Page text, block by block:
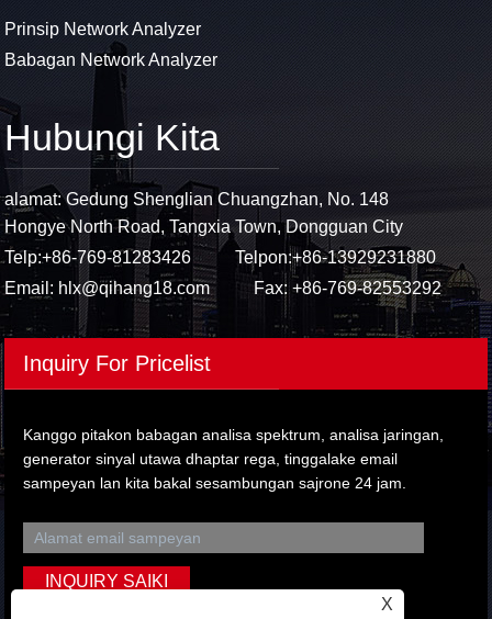
Prinsip Network Analyzer
Babagan Network Analyzer
Hubungi Kita
alamat: Gedung Shenglian Chuangzhan, No. 148
Hongye North Road, Tangxia Town, Dongguan City
Telp:+86-769-81283426 Telpon:+86-13929231880
Email: hlx@qihang18.com Fax: +86-769-82553292
Inquiry For Pricelist
Kanggo pitakon babagan analisa spektrum, analisa jaringan,
generator sinyal utawa dhaptar rega, tinggalake email
sampeyan lan kita bakal sesambungan sajrone 24 jam.
X